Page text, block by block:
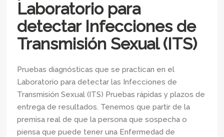
Laboratorio para
detectar Infecciones de
Transmisión Sexual (ITS)
Pruebas diagnósticas que se practican en el
Laboratorio para detectar las Infecciones de
Transmisión Sexual (ITS) Pruebas rápidas y plazos de
entrega de resultados. Tenemos que partir de la
premisa real de que la persona que sospecha o
piensa que puede tener una Enfermedad de